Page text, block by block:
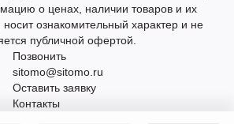
о ценах, наличии товаров и их
носит ознакомительный характер и не
публичной офертой.
Позвонить
sitomo@sitomo.ru
Оставить заявку
Контакты